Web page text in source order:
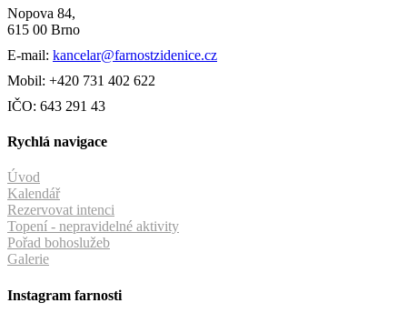
Nopova 84,
615 00 Brno
E-mail: kancelar@farnostzidenice.cz
Mobil: +420 731 402 622
IČO: 643 291 43
Rychlá navigace
Úvod
Kalendář
Rezervovat intenci
Topení - nepravidelné aktivity
Pořad bohoslužeb
Galerie
Instagram farnosti